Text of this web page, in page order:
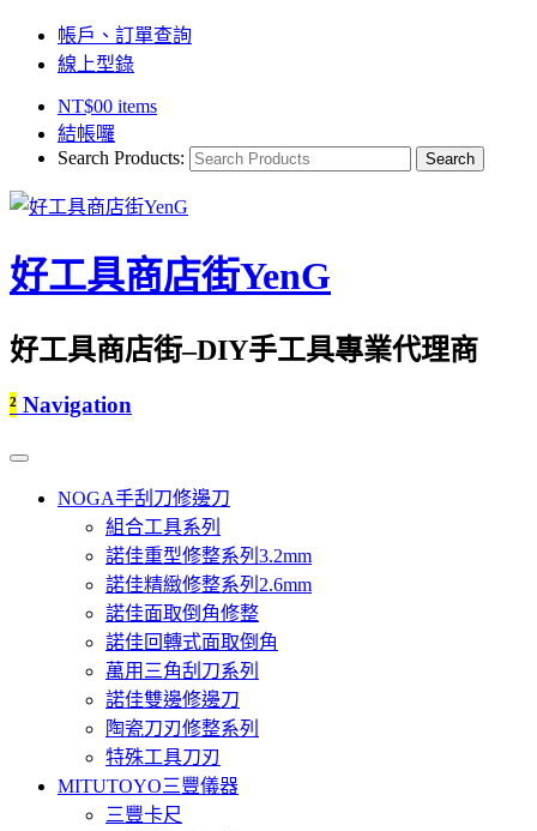
帳戶、訂單查詢
線上型錄
NT$00 items
結帳囉
Search Products:
好工具商店街YenG
好工具商店街–DIY手工具專業代理商
² Navigation
NOGA手刮刀修邊刀
組合工具系列
諾佳重型修整系列3.2mm
諾佳精緻修整系列2.6mm
諾佳面取倒角修整
諾佳回轉式面取倒角
萬用三角刮刀系列
諾佳雙邊修邊刀
陶瓷刀刃修整系列
特殊工具刀刃
MITUTOYO三豐儀器
三豐卡尺